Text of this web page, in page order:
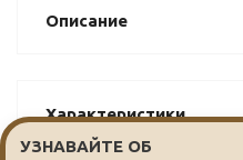
Описание
Характеристики
УЗНАВАЙТЕ ОБ